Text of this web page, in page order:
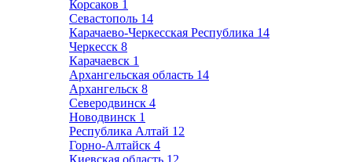
Корсаков 1
Севастополь 14
Карачаево-Черкесская Республика 14
Черкесск 8
Карачаевск 1
Архангельская область 14
Архангельск 8
Северодвинск 4
Новодвинск 1
Республика Алтай 12
Горно-Алтайск 4
Киевская область 12